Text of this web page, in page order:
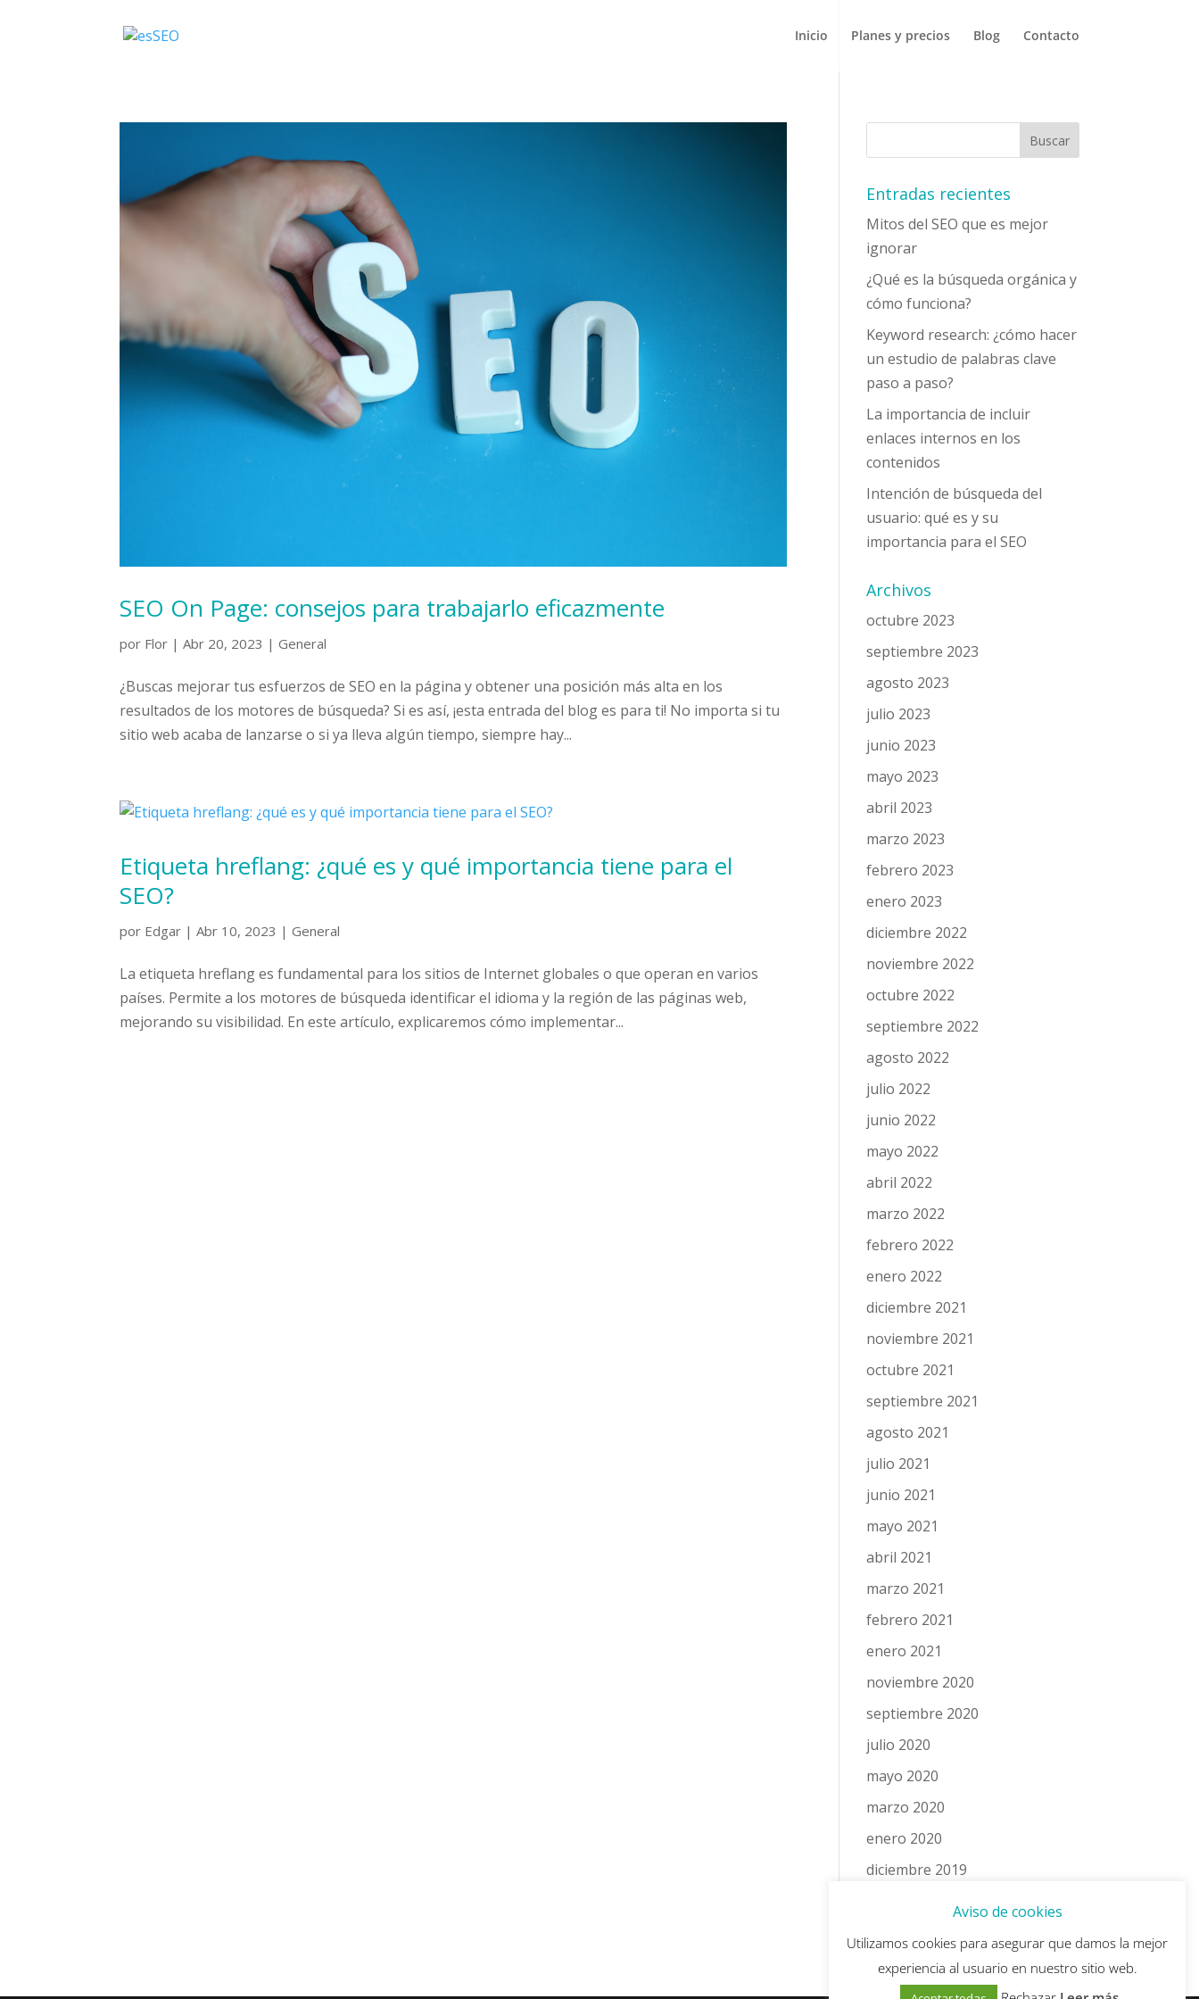
Inicio Planes y precios Blog Contacto
SEO On Page: consejos para trabajarlo eficazmente
por Flor |Abr 20, 2023 |General
¿Buscas mejorar tus esfuerzos de SEO en la página y obtener una posición más alta en los
resultados de los motores de búsqueda? Si es así, ¡esta entrada del blog es para ti! No importa si tu
sitio web acaba de lanzarse o si ya lleva algún tiempo, siempre hay...
Etiqueta hreflang: ¿qué es y qué importancia tiene para el
SEO?
por Edgar |Abr 10, 2023 |General
La etiqueta hreflang es fundamental para los sitios de Internet globales o que operan en varios
países. Permite a los motores de búsqueda identificar el idioma y la región de las páginas web,
mejorando su visibilidad. En este artículo, explicaremos cómo implementar...
Entradas recientes
Mitos del SEO que es mejor
ignorar
¿Qué es la búsqueda orgánica y
cómo funciona?
Keyword research: ¿cómo hacer
un estudio de palabras clave
paso a paso?
La importancia de incluir
enlaces internos en los
contenidos
Intención de búsqueda del
usuario: qué es y su
importancia para el SEO
Archivos
octubre 2023
septiembre 2023
agosto 2023
julio 2023
junio 2023
mayo 2023
abril 2023
marzo 2023
febrero 2023
enero 2023
diciembre 2022
noviembre 2022
octubre 2022
septiembre 2022
agosto 2022
julio 2022
junio 2022
mayo 2022
abril 2022
marzo 2022
febrero 2022
enero 2022
diciembre 2021
noviembre 2021
octubre 2021
septiembre 2021
agosto 2021
julio 2021
junio 2021
mayo 2021
abril 2021
marzo 2021
febrero 2021
enero 2021
noviembre 2020
septiembre 2020
julio 2020
mayo 2020
marzo 2020
enero 2020
diciembre 2019
Aviso de cookies
Utilizamos cookies para asegurar que damos la mejor
experiencia al usuario en nuestro sitio web.